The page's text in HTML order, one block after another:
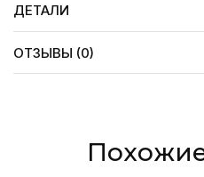
ДЕТАЛИ
ОТЗЫВЫ (0)